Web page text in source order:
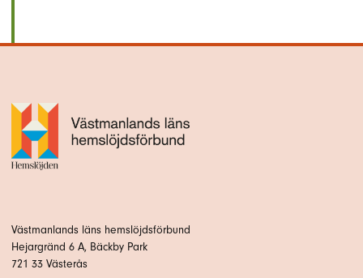
Västmanlands läns hemslöjdsförbund
Hejargränd 6 A, Bäckby Park
721 33 Västerås